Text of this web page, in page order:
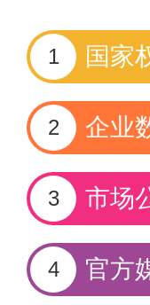
1 国家
2 企业
3 市场
4 官方